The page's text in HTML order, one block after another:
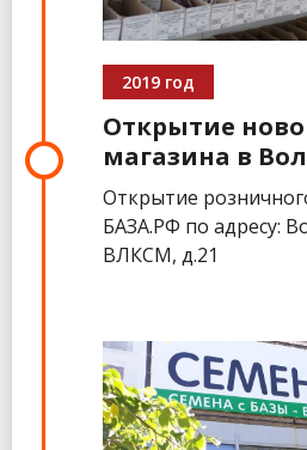
2019 год
Открытие
магазина в
Открытие
БАЗА.РФ по адресу:
ВЛКСМ, д.21